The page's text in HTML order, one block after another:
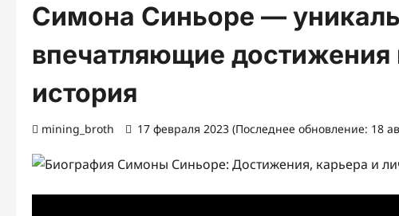
Симона Синьоре —
впечатляющие достижения
история
mining_broth 17 февраля 2023 (Последнее обновление: 18